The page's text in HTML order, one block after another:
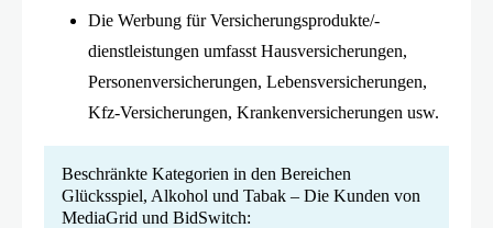
Die Werbung für Versicherungsprodukte/-
dienstleistungen umfasst Hausversicherungen,
Personenversicherungen, Lebensversicherungen,
Kfz-Versicherungen, Krankenversicherungen usw.
Beschränkte Kategorien in den Bereichen
Glücksspiel, Alkohol und Tabak – Die Kunden von
MediaGrid und BidSwitch: